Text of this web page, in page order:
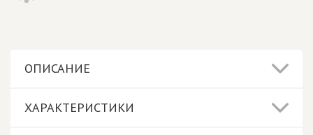
ОПИСАНИЕ
ХАРАКТЕРИСТИКИ